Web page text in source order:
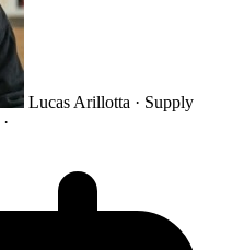
Lucas Arillotta · Supply
·